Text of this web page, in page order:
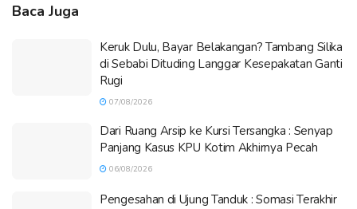
Baca Juga
Keruk Dulu, Bayar Belakangan? Tambang Silika
di Sebabi Dituding Langgar Kesepakatan Ganti
Rugi
07/08/2026
Dari Ruang Arsip ke Kursi Tersangka : Senyap
Panjang Kasus KPU Kotim Akhirnya Pecah
06/08/2026
Pengesahan di Ujung Tanduk : Somasi Terakhir